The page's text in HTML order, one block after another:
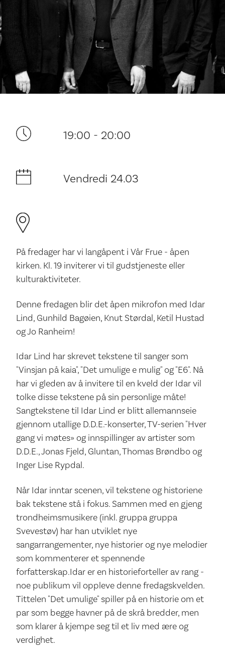
Ditt besøk
Musikk
Historie og arkitektur
19:00 - 20:00
Vendredi 24.03
På fredager har vi langåpent i Vår Frue - åpen
kirken. Kl. 19 inviterer vi til gudstjeneste eller
kulturaktiviteter.
Denne fredagen blir det åpen mikrofon med Idar
Lind, Gunhild Bagøien, Knut Størdal, Ketil Hustad
og Jo Ranheim!
Idar Lind har skrevet tekstene til sanger som
"Vinsjan på kaia", "Det umulige e mulig" og "E6". Nå
har vi gleden av å invitere til en kveld der Idar vil
tolke disse tekstene på sin personlige måte!
Sangtekstene til Idar Lind er blitt allemannseie
gjennom utallige D.D.E.-konserter, TV-serien "Hver
gang vi møtes» og innspillinger av artister som
D.D.E., Jonas Fjeld, Gluntan, Thomas Brøndbo og
Inger Lise Rypdal.
Når Idar inntar scenen, vil tekstene og historiene
bak tekstene stå i fokus. Sammen med en gjeng
trondheimsmusikere (inkl. gruppa gruppa
Svevestøv) har han utviklet nye
sangarrangementer, nye historier og nye melodier
som kommenterer et spennende
forfatterskap.Idar er en historieforteller av rang -
noe publikum vil oppleve denne fredagskvelden.
Tittelen "Det umulige" spiller på en historie om et
par som begge havner på de skrå bredder, men
som klarer å kjempe seg til et liv med ære og
verdighet.